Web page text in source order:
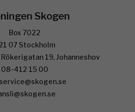
Skogen
Box 7022
07 Stockholm
19, Johanneshov
08-412 15 00